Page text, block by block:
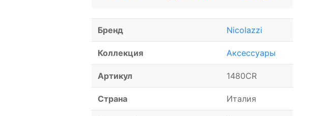
Бренд Nicolazzi
Коллекция Аксессуары
Артикул 1480CR
Страна Италия